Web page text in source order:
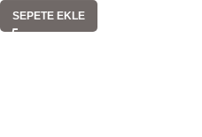
SEPETE EKLE